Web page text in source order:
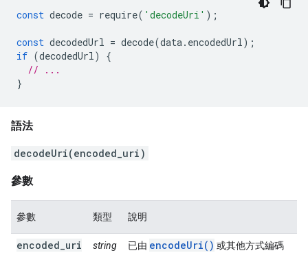
const decode = require( 'decodeUri' );
const decodedUrl = decode(data. encodedUrl);
if (decodedUrl)
{
// ...
}
語法
decodeUri(encoded_uri)
參數
參數 類型 說明
encoded_uri string 已由 encodeUri() 或其他方式編碼